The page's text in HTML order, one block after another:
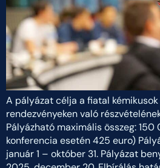
A pályázat célja a fiatal
rendezvényeken való
Pályázható maximális összeg: 150
konferencia esetén 425 euro)
január 1 – október 31. Pályázat